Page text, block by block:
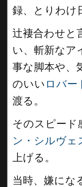
録、とりわけ
辻褄合わせと
い、斬新なア
事な脚本や、
のいい ロバー
渡る。
そのスピード
ン・シルヴェ
上げる。
当時、嫌にな